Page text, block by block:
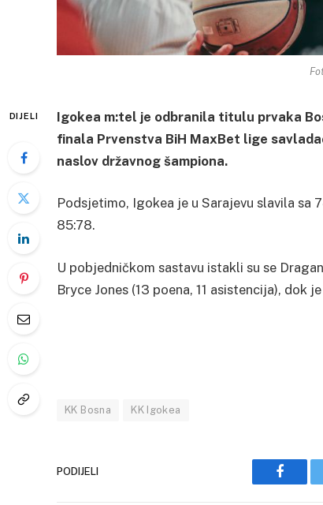
DIJELI
Igokea m:tel je odbranila titulu prvaka
finala Prvenstva BiH MaxBet lige
naslov državnog šampiona.
Podsjetimo, Igokea je u Sarajevu slavila sa
85:78.
U pobjedničkom sastavu istakli su se
Bryce Jones (13 poena, 11 asistencija), dok
KK Bosna KK Igokea
PODIJELI